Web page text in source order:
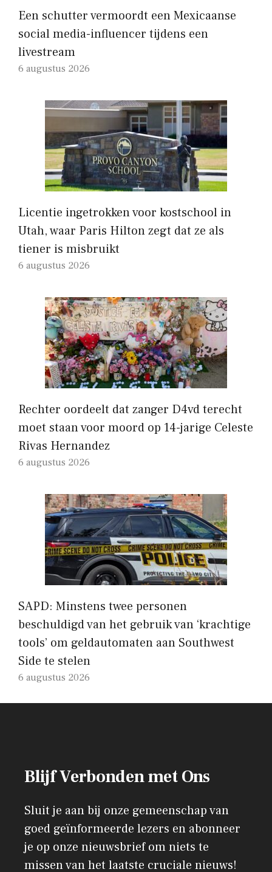
Een schutter vermoordt een Mexicaanse
social media-influencer tijdens een
livestream
6 augustus 2026
Licentie ingetrokken voor kostschool in
Utah, waar Paris Hilton zegt dat ze als
tiener is misbruikt
6 augustus 2026
Rechter oordeelt dat zanger D4vd terecht
moet staan ​​voor moord op 14-jarige Celeste
Rivas Hernandez
6 augustus 2026
SAPD: Minstens twee personen
beschuldigd van het gebruik van ‘krachtige
tools’ om geldautomaten aan Southwest
Side te stelen
6 augustus 2026
Blijf Verbonden met Ons
Sluit je aan bij onze gemeenschap van
goed geïnformeerde lezers en abonneer
je op onze nieuwsbrief om niets te
missen van het laatste cruciale nieuws!